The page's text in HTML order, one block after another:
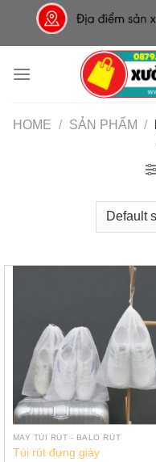
content
HOME / SẢN PHẨM /
MAY TÚI RÚT - BALO RÚT
Túi rút đựng giày